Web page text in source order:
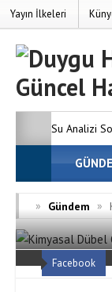
Yayın İlkeleri
Su Analizi
SEO’nun
Firmaları
ve Hasarsız
» Gündem »
Facebook